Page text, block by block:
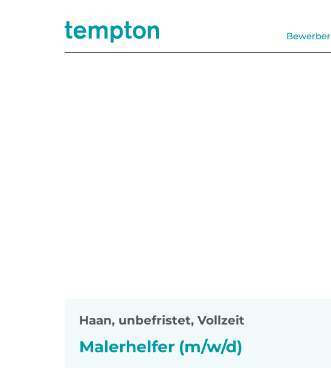
Bewerber
Haan, unbefristet, Vollzeit
Malerhelfer (m/w/d)